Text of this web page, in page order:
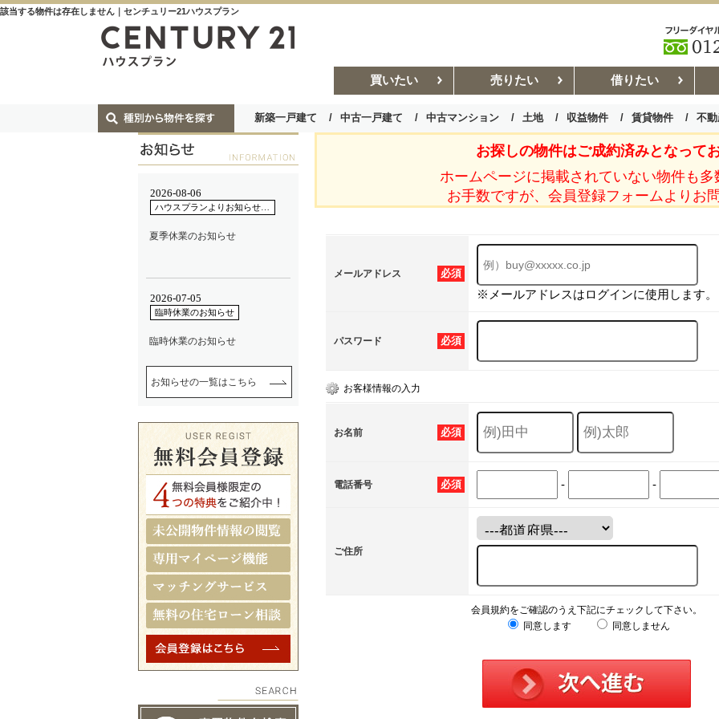
該当する物件は存在しません｜センチュリー21ハウスプラン
買いたい 売りたい 借りたい
新築一戸建て 中古一戸建て 中古マンション 土地 収益物件 賃貸物件 不
お部屋探しコラム 賃貸管理コ
お探しの物件はご成約済みとなってお
ホームページに掲載されていない物件も多
お手数ですが、会員登録フォームよりお
必須
メールアドレス
※メールアドレスはログインに使用します。
必須
パスワード
お客様情報の入力
必須
お名前
必須
電話番号 - -
ご住所
会員規約をご確認のうえ下記にチェックして下さい。
同意します
同意しません
お知らせの一覧はこちら